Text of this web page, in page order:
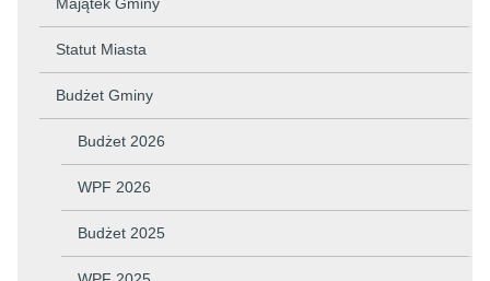
Statut Miasta
Budżet Gminy
Budżet 2026
WPF 2026
Budżet 2025